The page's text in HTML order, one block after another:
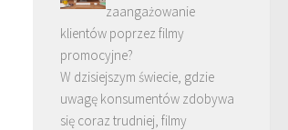
zaangażowanie
klientów poprzez filmy
promocyjne?
W dzisiejszym świecie, gdzie
uwagę konsumentów zdobywa
się coraz trudniej, filmy